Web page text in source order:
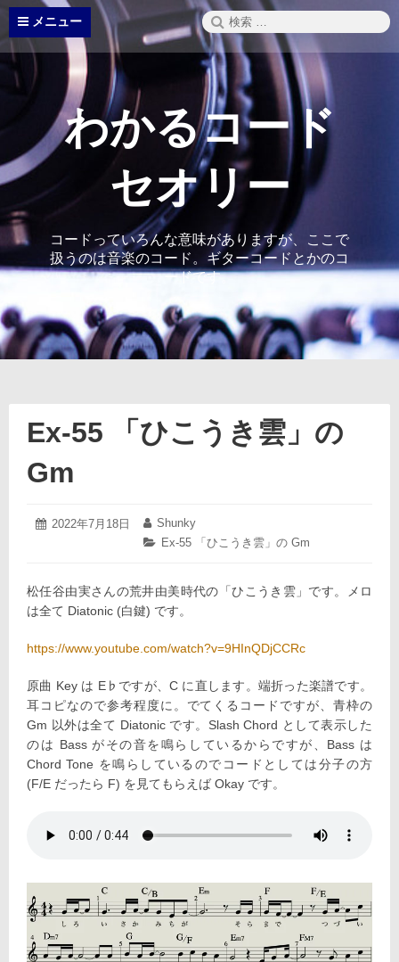
コ
テ
ン
ッ
プ
メニュー
検
索:
わかるコード
セオリー
コードっていろんな意味がありますが、ここで
扱うのは音楽のコード。ギターコードとかのコ
ードです。
Ex-55 「ひこうき雲」の
Gm
投
2022年7月18日
2022
18
日
投
稿
Shunky
カ
リ
ー:
Ex-55 「ひこうき雲」の Gm
松任谷由実さんの荒井由美時代の「ひこうき雲」です。メロ
は全て Diatonic (白鍵) です。
https://www.youtube.com/watch?v=9HInQDjCCRc
原曲 Key は E♭ですが、C に直します。端折った楽譜です。
耳コピなので参考程度に。でてくるコードですが、青枠の
Gm 以外は全て Diatonic です。Slash Chord として表示した
のは Bass がその音を鳴らしているからですが、Bass は
Chord Tone を鳴らしているのでコードとしては分子の方
(F/E だったら F) を見てもらえば Okay です。